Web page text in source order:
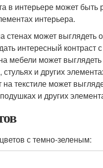
в интерьере может
интерьера.
стенах может выглядеть
интересный контраст
мебели может
и других
текстиле может
и других
с темно-зеленым: